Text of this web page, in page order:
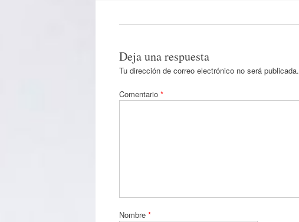
Deja una respuesta
Tu dirección de correo electrónico no será publicada.
Comentario *
Nombre *